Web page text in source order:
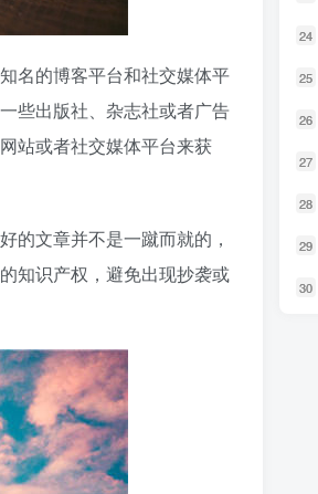
名的博客平台和社交媒体平
些出版社、杂志社或者广告
站或者社交媒体平台来获
的文章并不是一蹴而就的，
知识产权，避免出现抄袭或
24
25
26
27
28
29
30
24
25
26
27
28
29
30